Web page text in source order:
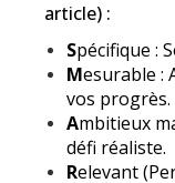
article) :
Spécifique :
Mesurable :
vos progrès.
Ambitieux
défi réaliste.
Relevant